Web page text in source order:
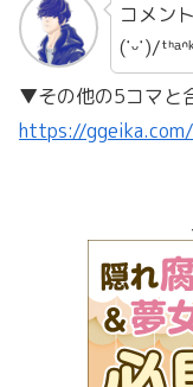
コメン
(˙ᵕ˙)/
▼その他の5コマと
https://